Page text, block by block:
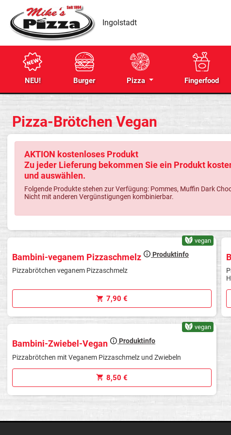
Ingolstadt
NEU! Burger Pizza Fingerfood
Pizza-Brötchen Vegan
AKTION kostenloses Produkt
Zu jeder Lieferung bekommen Sie ein Produkt
und auswählen.
Folgende Produkte stehen zur Verfügung: Pommes, Muffin Dark
Nicht mit anderen Vergünstigungen kombinierbar.
vegan
Bambini-veganem Pizzaschmelz Produktinfo
Pizzabrötchen veganem Pizzaschmelz
7,90 €
vegan
Bambini-Zwiebel-Vegan Produktinfo
Pizzabrötchen mit Veganem Pizzaschmelz und Zwiebeln
8,50 €